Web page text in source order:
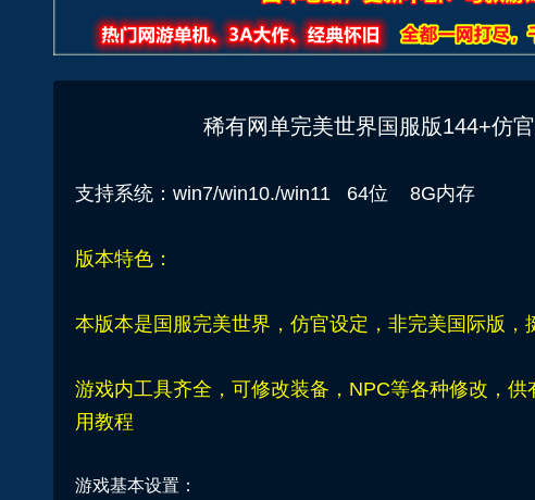
稀有网单完美世界国服版144+仿
支持系统：win7/win10./win11 64位 8G内存
版本特色：
本版本是国服完美世界，仿官设定，非完美国际版，
游戏内工具齐全，可修改装备，NPC等各种修改，
用教程
游戏基本设置：